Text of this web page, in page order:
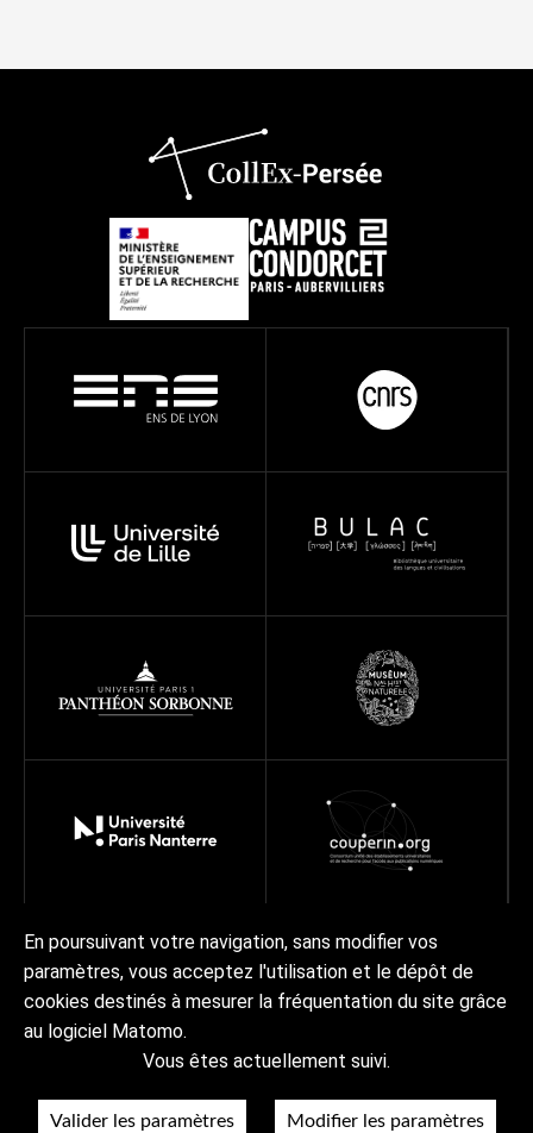
À proposProgrammesRéseauProjets Ressources
Actualités | AgendaContact Collex-Persée
En poursuivant votre navigation, sans modifier vos
paramètres, vous acceptez l'utilisation et le dépôt de
cookies destinés à mesurer la fréquentation du site grâce
au logiciel Matomo.
Vous êtes actuellement suivi.
Valider les paramètres Modifier les paramètres